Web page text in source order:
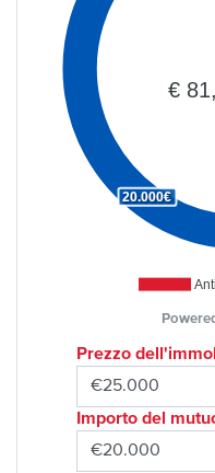
20.000€
€
Prezzo
Importo del